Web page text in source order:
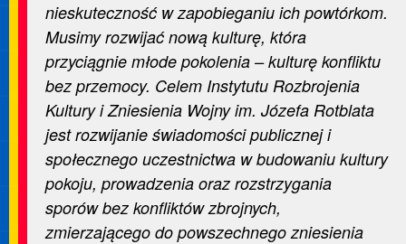
nieskuteczność w zapobieganiu ich powtórkom.
Musimy rozwijać nową kulturę, która
przyciągnie młode pokolenia – kulturę konfliktu
bez przemocy. Celem Instytutu Rozbrojenia
Kultury i Zniesienia Wojny im. Józefa Rotblata
jest rozwijanie świadomości publicznej i
społecznego uczestnictwa w budowaniu kultury
pokoju, prowadzenia oraz rozstrzygania
sporów bez konfliktów zbrojnych,
zmierzającego do powszechnego zniesienia